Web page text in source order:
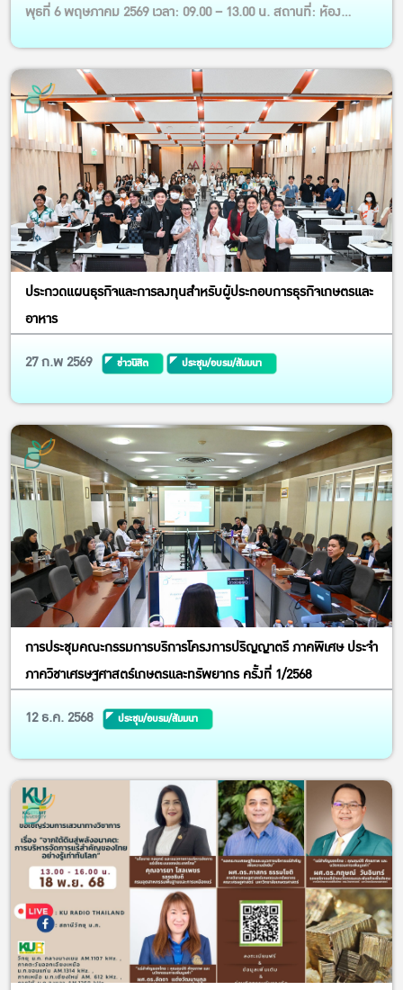
พุธที่ 6 พฤษภาคม 2569 เวลา: 09.00 – 13.00 น. สถานที่: ห้อง
โดยได้รับเกียรติจาก รศ.ดร. จักรกฤษณ์ พจนศิลป์ หัวหน้าภาควิชาฯ
เป็นผู้นำการอภิปรายและระดมความคิดเห็นในภาพรวม โดยมีกำหนด
กา...
ประกวดแผนธุรกิจและการลงทุนสำหรับผู้ประกอบการธุรกิจเกษตรและ
อาหาร
27 ก.พ 2569
ข่าวนิสิต ประชุม/อบรม/สัมมนา
การประชุมคณะกรรมการบริการโครงการปริญญาตรี ภาคพิเศษ ประจำ
ภาควิชาเศรษฐศาสตร์เกษตรและทรัพยากร ครั้งที่ 1/2568
12 ธ.ค. 2568
ประชุม/อบรม/สัมมนา